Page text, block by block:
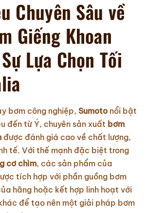
Chuyên Sâu về
Giếng Khoan
Lựa Chọn Tối
bơm công nghiệp, Sumoto nổi bật
đến từ Ý, chuyên sản xuất bơm
được đánh giá cao về chất lượng,
tế. Với thế mạnh đặc biệt trong
cơ chìm, các sản phẩm của
tích hợp với phần guồng bơm
hãng hoặc kết hợp linh hoạt với
để tạo nên một giải pháp bơm